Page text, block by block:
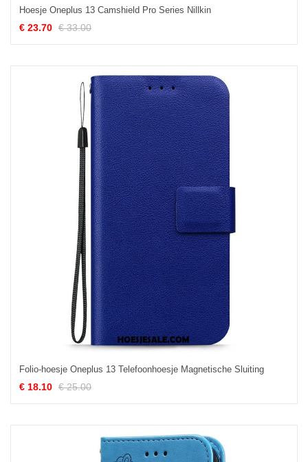
Hoesje Oneplus 13 Camshield Pro Series Nillkin
€ 23.70 € 33.00
Folio-hoesje Oneplus 13 Telefoonhoesje Magnetische Sluiting
€ 18.10 € 25.00